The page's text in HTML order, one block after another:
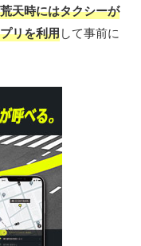
天時にはタクシーが
リを利用して事前に